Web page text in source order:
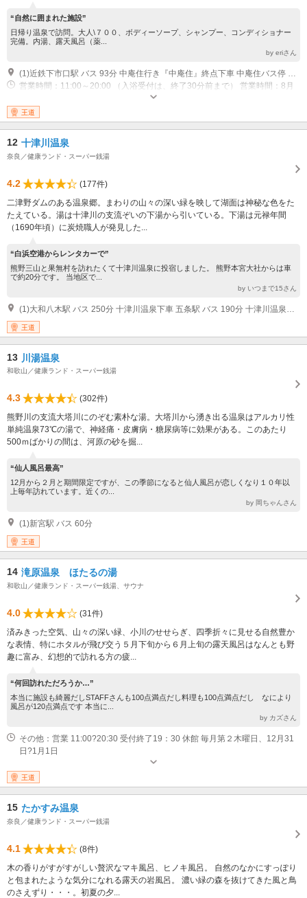
“自然に囲まれた施設”
日帰り温泉で訪問。大人\７００、ボディーソープ、シャンプー、コンディショナー
完備。内湯、露天風呂（薬...
by eriさん
営業時間：11:00～20:00 （入浴受付は、終了30分前まで） 営業時間：8月
中は21：00まで 定休日：水曜日 （水曜が祝日の場合は翌日）、年末年始
王道
12 十津川温泉
奈良／健康ランド・スーパー銭湯
4.2
(177件)
二津野ダムのある温泉郷。まわりの山々の深い緑を映して湖面は神秘な色をた
たえている。湯は十津川の支流ぞいの下湯から引いている。下湯は元禄年間
（1690年頃）に炭焼職人が発見した...
“白浜空港からレンタカーで”
熊野三山と果無村を訪れたくて十津川温泉に投宿しました。 熊野本宮大社からは車
で約20分です。 当地区で...
by いつまで15さん
王道
13 川湯温泉
和歌山／健康ランド・スーパー銭湯
4.3
(302件)
熊野川の支流大塔川にのぞむ素朴な湯。大塔川から湧き出る温泉はアルカリ性
単純温泉73℃の湯で、神経痛・皮膚病・糖尿病等に効果がある。このあたり
500ｍばかりの間は、河原の砂を掘...
“仙人風呂最高”
12月から２月と期間限定ですが、この季節になると仙人風呂が恋しくなり１０年以
上毎年訪れています。近くの...
by 岡ちゃんさん
(1)新宮駅 バス 60分
王道
14 滝原温泉 ほたるの湯
和歌山／健康ランド・スーパー銭湯、サウナ
4.0
(31件)
済みきった空気、山々の深い緑、小川のせせらぎ、四季折々に見せる自然豊か
な表情、特にホタルが飛び交う５月下旬から６月上旬の露天風呂はなんとも野
趣に富み、幻想的で訪れる方の疲...
“何回訪れただろうか…”
本当に施設も綺麗だしSTAFFさんも100点満点だし料理も100点満点だし なにより
風呂が120点満点です 本当に...
by カズさん
その他：営業 11:00?20:30 受付終了19：30 休館 毎月第２木曜日、12月31
日?1月1日
王道
15 たかすみ温泉
奈良／健康ランド・スーパー銭湯
4.1
(8件)
木の香りがすがすがしい贅沢なマキ風呂、ヒノキ風呂。 自然のなかにすっぽり
と包まれたような気分になれる露天の岩風呂。 濃い緑の森を抜けてきた風と鳥
のさえずり・・・。初夏の夕...